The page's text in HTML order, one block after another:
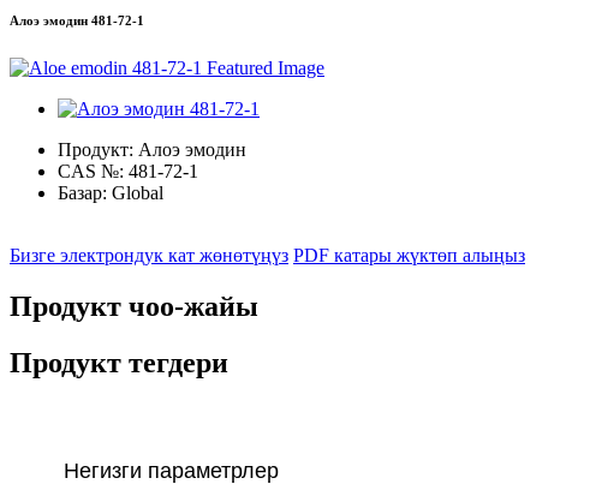
Алоэ эмодин 481-72-1
Продукт: Алоэ эмодин
CAS №: 481-72-1
Базар: Global
Бизге электрондук кат жөнөтүңүз PDF катары жүктөп алыңыз
Продукт чоо-жайы
Продукт тегдери
Негизги параметрлер